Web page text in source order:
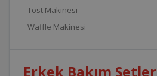
Tost Makinesi
Waffle Makinesi
Erkek Bakım